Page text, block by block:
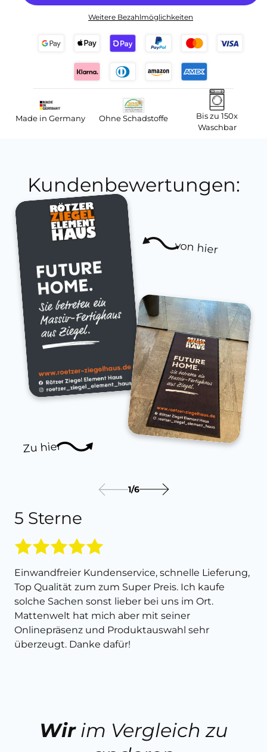
Weitere Bezahlmöglichkeiten
Made in Germany Ohne Schadstoffe
Bis zu 150x
Waschbar
Kundenbewertungen:
Zu hier
von hier
5 Sterne
Einwandfreier Kundenservice, schnelle Lieferung,
Top Qualität zum zum Super Preis. Ich kaufe
solche Sachen sonst lieber bei uns im Ort.
Mattenwelt hat mich aber mit seiner
Onlinepräsenz und Produktauswahl sehr
überzeugt. Danke dafür!
1/6
Wirim Vergleich zu